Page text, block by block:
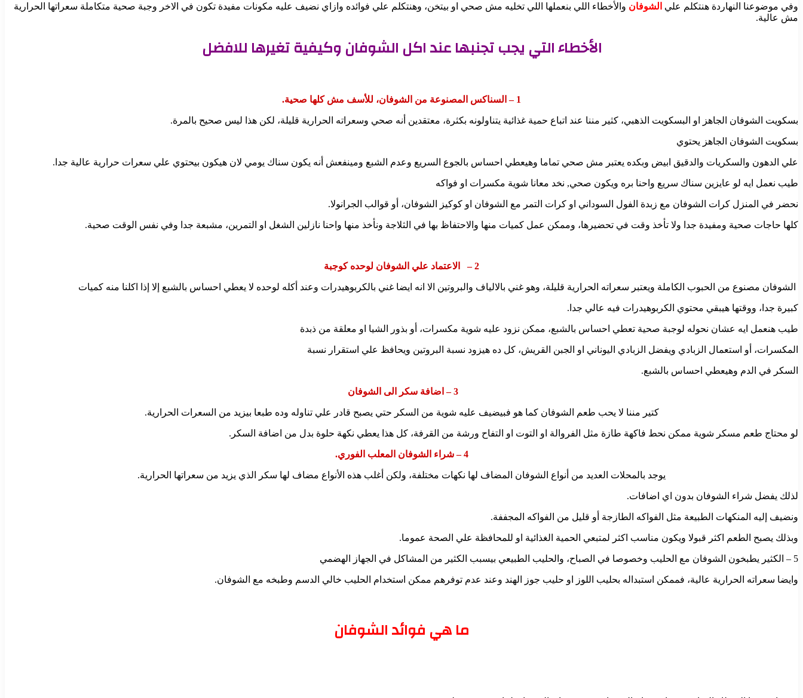
وفي موضوعنا النهاردة هنتكلم علي الشوفان والأخطاء اللي بنعملها اللي تخليه مش صحي او بيتخن، وهنتكلم علي فوائده وازاي نضيف عليه مكونات مفيدة تكون في الاخر وجبة صحية متكاملة سعراتها الحرارية
مش عالية.
الأخطاء التي يجب تجنبها عند اكل الشوفان وكيفية تغيرها للافضل
1 – السناكس المصنوعة من الشوفان، للأسف مش كلها صحية.
بسكويت الشوفان الجاهز او البسكويت الذهبي، كثير مننا عند اتباع حمية غذائية يتناولونه بكثرة، معتقدين أنه صحي وسعراته الحرارية قليلة، لكن هذا ليس صحيح بالمرة.
بسكويت الشوفان الجاهز يحتوي
علي الدهون والسكريات والدقيق ابيض وبكده يعتبر مش صحي تماما وهيعطي احساس بالجوع السريع وعدم الشبع ومينفعش أنه يكون سناك يومي لان هيكون بيحتوي علي سعرات حرارية عالية جدا.
طيب نعمل ايه لو عايزين سناك سريع واحنا بره ويكون صحي, نخد معانا شوية مكسرات او فواكه
نحضر في المنزل كرات الشوفان مع زبدة الفول السوداني او كرات التمر مع الشوفان او كوكيز الشوفان، أو قوالب الجرانولا.
كلها حاجات صحية ومفيدة جدا ولا تأخذ وقت في تحضيرها، وممكن عمل كميات منها والاحتفاظ بها في الثلاجة ونأخذ منها واحنا نازلين الشغل او التمرين، مشبعة جدا وفي نفس الوقت صحية.
2 – الاعتماد علي الشوفان لوحده كوجبة
الشوفان مصنوع من الحبوب الكاملة ويعتبر سعراته الحرارية قليلة، وهو غني بالالياف والبروتين الا انه ايضا غني بالكربوهيدرات وعند أكله لوحده لا يعطي احساس بالشبع إلا إذا اكلنا منه كميات
كبيرة جدا، ووقتها هيبقي محتوي الكربوهيدرات فيه عالي جدا.
طيب هنعمل ايه عشان نحوله لوجبة صحية تعطي احساس بالشبع، ممكن نزود عليه شوية مكسرات، أو بذور الشيا او معلقة من ذبدة
المكسرات، أو استعمال الزبادي ويفضل الزبادي اليوناني او الجبن القريش، كل ده هيزود نسبة البروتين ويحافظ علي استقرار نسبة
السكر في الدم وهيعطي احساس بالشبع.
3 – اضافة سكر الى الشوفان
كتير مننا لا يحب طعم الشوفان كما هو فبيضيف عليه شوية من السكر حتي يصبح قادر علي تناوله وده طبعا بيزيد من السعرات الحرارية.
لو محتاج طعم مسكر شوية ممكن نحط فاكهة طازة مثل الفروالة او التوت او التفاح ورشة من القرفة، كل هذا يعطي نكهة حلوة بدل من اضافة السكر.
4 – شراء الشوفان المعلب الفوري.
يوجد بالمحلات العديد من أنواع الشوفان المضاف لها نكهات مختلفة، ولكن أغلب هذه الأنواع مضاف لها سكر الذي يزيد من سعراتها الحرارية.
لذلك يفضل شراء الشوفان بدون اي اضافات.
ونضيف إليه المنكهات الطبيعة مثل الفواكه الطازجة أو قليل من الفواكه المجففة.
وبذلك يصبح الطعم اكثر قبولا ويكون مناسب اكثر لمتبعي الحمية الغذائية او للمحافظة علي الصحة عموما.
5 – الكثير يطبخون الشوفان مع الحليب وخصوصا في الصباح، والحليب الطبيعي بيسبب الكثير من المشاكل في الجهاز الهضمي
وايضا سعراته الحرارية عالية، فممكن استبداله بحليب اللوز او حليب جوز الهند وعند عدم توفرهم ممكن استخدام الحليب خالي الدسم وطبخه مع الشوفان.
ما هي فوائد الشوفان